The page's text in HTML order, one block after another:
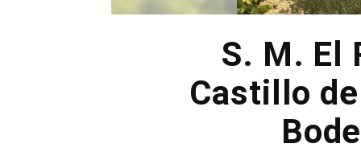
S. M. El
Castillo